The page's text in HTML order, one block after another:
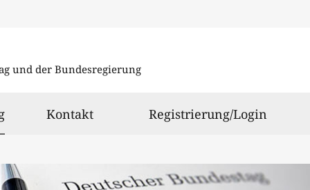
und der Bundesregierung
ausgewählt
Kontakt Registrierung/Login